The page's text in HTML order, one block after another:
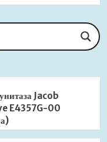
Brive
Jacob
E4357G-00